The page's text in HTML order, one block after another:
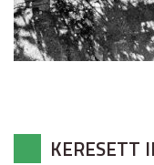
KERESETT